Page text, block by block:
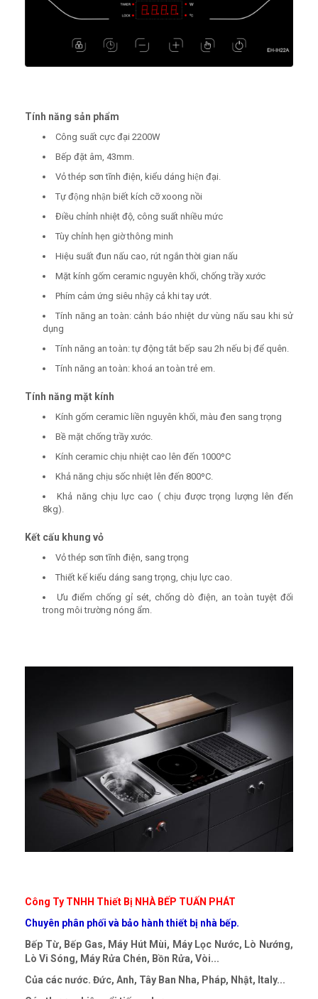
Tính năng sản phẩm
Công suất cực đại 2200W
Bếp đặt âm, 43mm.
Vỏ thép sơn tĩnh điện, kiểu dáng hiện đại.
Tự động nhận biết kích cỡ xoong nồi
Điều chỉnh nhiệt độ, công suất nhiều mức
Tùy chỉnh hẹn giờ thông minh
Hiệu suất đun nấu cao, rút ngắn thời gian nấu
Mặt kính gốm ceramic nguyên khối, chống trầy xước
Phím cảm ứng siêu nhậy cả khi tay ướt.
Tính năng an toàn: cảnh báo nhiệt dư vùng nấu sau khi sử
dụng
Tính năng an toàn: tự động tắt bếp sau 2h nếu bị để quên.
Tính năng an toàn: khoá an toàn trẻ em.
Tính năng mặt kính
Kính gốm ceramic liền nguyên khối, màu đen sang trọng
Bề mặt chống trầy xước.
Kính ceramic chịu nhiệt cao lên đến 1000ºC
Khả năng chịu sốc nhiệt lên đến 800ºC.
Khả năng chịu lực cao ( chịu được trọng lượng lên đến
8kg).
Kết cấu khung vỏ
Vỏ thép sơn tĩnh điện, sang trọng
Thiết kế kiểu dáng sang trọng, chịu lực cao.
Ưu điểm chống gỉ sét, chống dò điện, an toàn tuyệt đối
trong môi trường nóng ẩm.
Công Ty TNHH Thiết Bị NHÀ BẾP TUẤN PHÁT
Chuyên phân phối và bảo hành thiết bị nhà bếp.
Bếp Từ, Bếp Gas, Máy Hút Mùi, Máy Lọc Nước, Lò Nướng,
Lò Vi Sóng, Máy Rửa Chén, Bồn Rửa, Vòi...
Của các nước. Đức, Anh, Tây Ban Nha, Pháp, Nhật, Italy...